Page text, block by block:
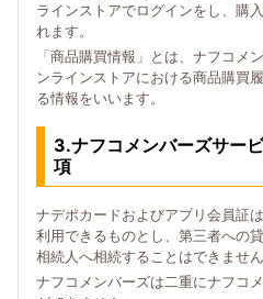
ラインストアでログインをし、購
れます。
「商品購買情報」とは、ナフコメ
ンラインストアにおける商品購買
る情報をいいます。
3.ナフコメンバーズサー
項
ナデポカードおよびアプリ会員証
利用できるものとし、第三者への
相続人へ相続することはできません
ナフコメンバーズは二重にナフコ